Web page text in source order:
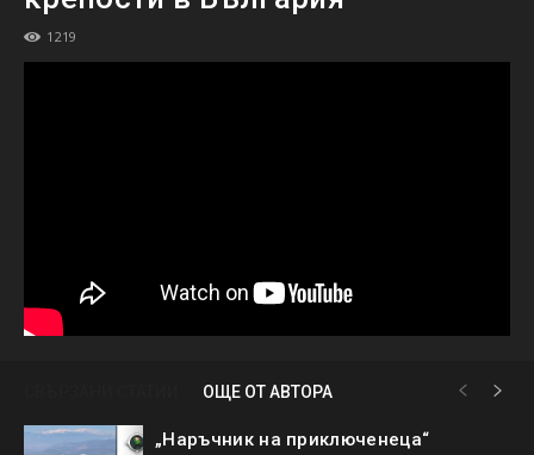
1219
ОЩЕ ОТ АВТОРА
„Наръчник на приключенеца“